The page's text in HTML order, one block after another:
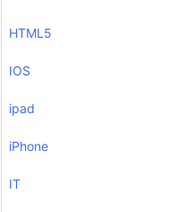
HTML5
IOS
ipad
iPhone
IT